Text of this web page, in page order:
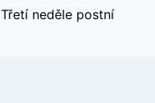
Třetí neděle postní